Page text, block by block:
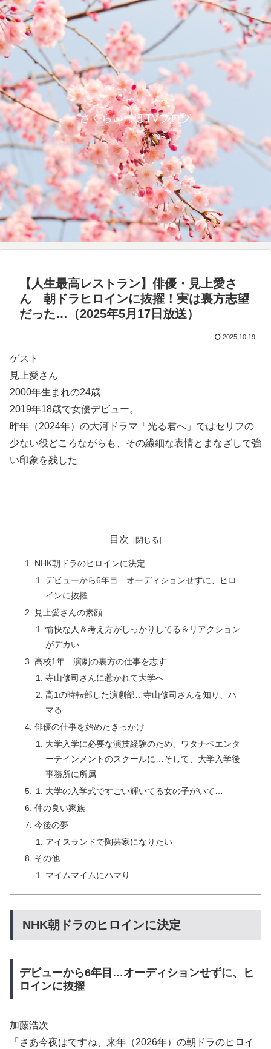
さくらいっぽTVブログ
【人生最高レストラン】俳優・見上愛さ
ん 朝ドラヒロインに抜擢！実は裏方志望
だった…（2025年5月17日放送）
2025.10.19
ゲスト
見上愛さん
2000年生まれの24歳
2019年18歳で女優デビュー。
昨年（2024年）の大河ドラマ「光る君へ」ではセリフの
少ない役どころながらも、その繊細な表情とまなざしで強
い印象を残した
目次
NHK朝ドラのヒロインに決定
デビューから6年目…オーディションせずに、ヒロ
インに抜擢
見上愛さんの素顔
愉快な人＆考え方がしっかりしてる＆リアクション
がデカい
高校1年 演劇の裏方の仕事を志す
寺山修司さんに惹かれて大学へ
高1の時転部した演劇部…寺山修司さんを知り、ハ
マる
俳優の仕事を始めたきっかけ
大学入学に必要な演技経験のため、ワタナベエンタ
ーテインメントのスクールに…そして、大学入学後
事務所に所属
大学の入学式ですごい輝いてる女の子がいて…
仲の良い家族
今後の夢
アイスランドで陶芸家になりたい
その他
マイムマイムにハマり…
NHK朝ドラのヒロインに決定
デビューから6年目…オーディションせずに、ヒ
ロインに抜擢
加藤浩次
「さあ今夜はですね、来年（2026年）の朝ドラのヒロイ